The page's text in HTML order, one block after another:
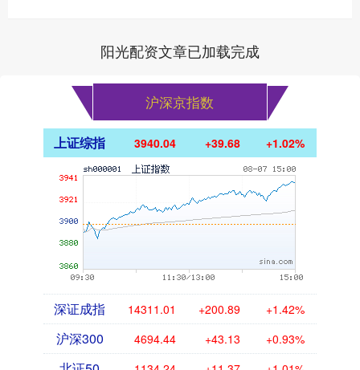
阳光配资文章已加载完成
沪深京指数
上证综指 3940.04 +39.68 +1.02%
深证成指 14311.01 +200.89 +1.42%
沪深300 4694.44 +43.13 +0.93%